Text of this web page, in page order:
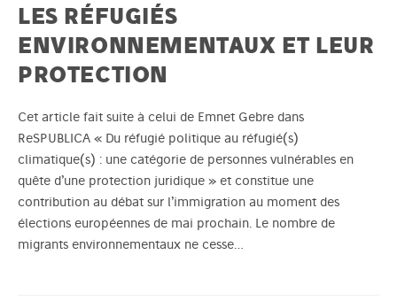
LES RÉFUGIÉS
ENVIRONNEMENTAUX ET LEUR
PROTECTION
Cet article fait suite à celui de Emnet Gebre dans
ReSPUBLICA « Du réfugié politique au réfugié(s)
climatique(s) : une catégorie de personnes vulnérables en
quête d’une protection juridique » et constitue une
contribution au débat sur l’immigration au moment des
élections européennes de mai prochain. Le nombre de
migrants environnementaux ne cesse…